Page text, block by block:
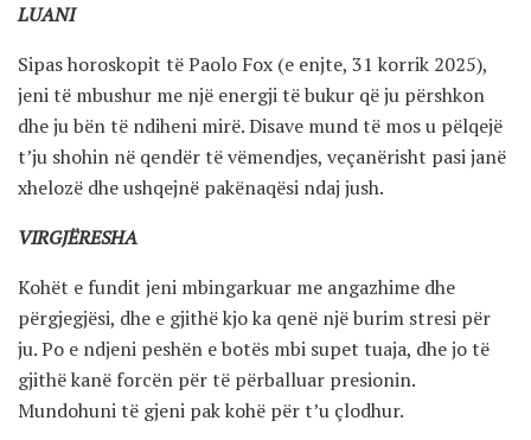
LUANI
Sipas horoskopit të Paolo Fox (e enjte, 31 korrik 2025),
jeni të mbushur me një energji të bukur që ju përshkon
dhe ju bën të ndiheni mirë. Disave mund të mos u pëlqejë
t’ju shohin në qendër të vëmendjes, veçanërisht pasi janë
xhelozë dhe ushqejnë pakënaqësi ndaj jush.
VIRGJËRESHA
Kohët e fundit jeni mbingarkuar me angazhime dhe
përgjegjësi, dhe e gjithë kjo ka qenë një burim stresi për
ju. Po e ndjeni peshën e botës mbi supet tuaja, dhe jo të
gjithë kanë forcën për të përballuar presionin.
Mundohuni të gjeni pak kohë për t’u çlodhur.